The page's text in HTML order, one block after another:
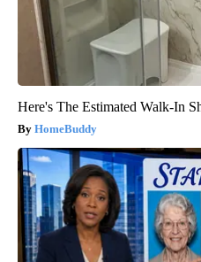
Here's The Estimated Walk-In
HomeBuddy